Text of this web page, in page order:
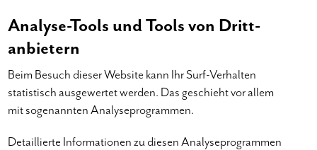
Analyse-Tools und Tools von Dritt­
anbietern
Beim Besuch dieser Website kann Ihr Surf-Verhalten
statistisch ausgewertet werden. Das geschieht vor allem
mit sogenannten Analyseprogrammen.
Detaillierte Informationen zu diesen Analyseprogrammen